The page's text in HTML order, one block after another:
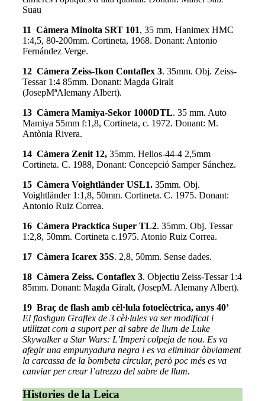
Suau
11 Càmera Minolta SRT 101, 35 mm, Hanimex HMC
1:4,5, 80-200mm. Cortineta, 1968. Donant: Antonio
Fernández Verge.
12 Càmera Zeiss-Ikon Contaflex 3. 35mm. Obj. Zeiss-
Tessar 1:4 85mm. Donant: Magda Giralt
(JosepMªAlemany Albert).
13 Càmera Mamiya-Sekor 1000DTL. 35 mm. Auto
Mamiya 55mm f:1,8, Cortineta, c. 1972. Donant: M.
Antònia Rivera.
14 Càmera Zenit 12,35mm. Helios-44-4 2,5mm
Cortineta. C. 1988, Donant: Concepció Samper Sánchez.
15 Càmera Voightländer USL1.35mm. Obj.
Voightländer 1:1,8, 50mm. Cortineta. C. 1975. Donant:
Antonio Ruiz Correa.
16 Càmera Pracktica Super TL2. 35mm. Obj. Tessar
1:2,8, 50mm. Cortineta c.1975. Atonio Ruiz Correa.
17 Càmera Icarex 35S. 2,8, 50mm. Sense dades.
18 Càmera Zeiss. Contaflex 3. Objectiu Zeiss-Tessar 1:4
85mm. Donant: Magda Giralt, (JosepM. Alemany Albert).
19 Braç de flash amb cèl·lula fotoelèctrica, anys 40’
El flashgun Graflex de 3 cèl·lules va ser modificat i
utilitzat com a suport per al sabre de llum de Luke
Skywalker a Star Wars: L’Imperi colpeja de nou. Es va
afegir una empunyadura negra i es va eliminar òbviament
la carcassa de la bombeta circular, però poc més es va
canviar per crear l’atrezzo del sabre de llum.
Histories de la Leica